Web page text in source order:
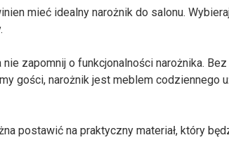
mieć idealny narożnik do salonu.
zapomnij o funkcjonalności narożnika.
gości, narożnik jest meblem codziennego
postawić na praktyczny materiał, który